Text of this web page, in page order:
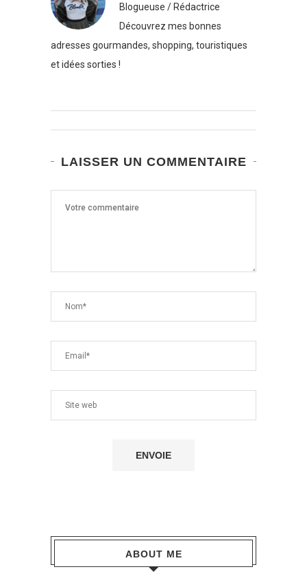
Blogueuse / Rédactrice
Découvrez mes bonnes
adresses gourmandes, shopping, touristiques
et idées sorties !
LAISSER UN COMMENTAIRE
ABOUT ME